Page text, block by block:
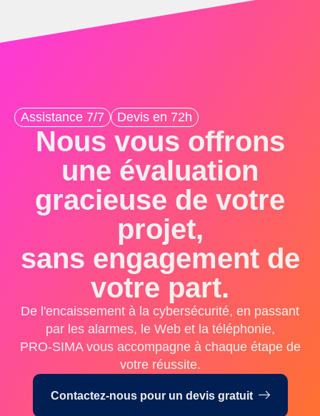
Assistance 7/7 Devis en 72h
Nous vous offrons
une évaluation
gracieuse de votre
projet,
sans engagement de
votre part.
De l'encaissement à la cybersécurité, en passant
par les alarmes, le Web et la téléphonie,
PRO-SIMA vous accompagne à chaque étape de
votre réussite.
Contactez-nous pour un devis gratuit